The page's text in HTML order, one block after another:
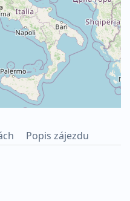
Popis zájezdu